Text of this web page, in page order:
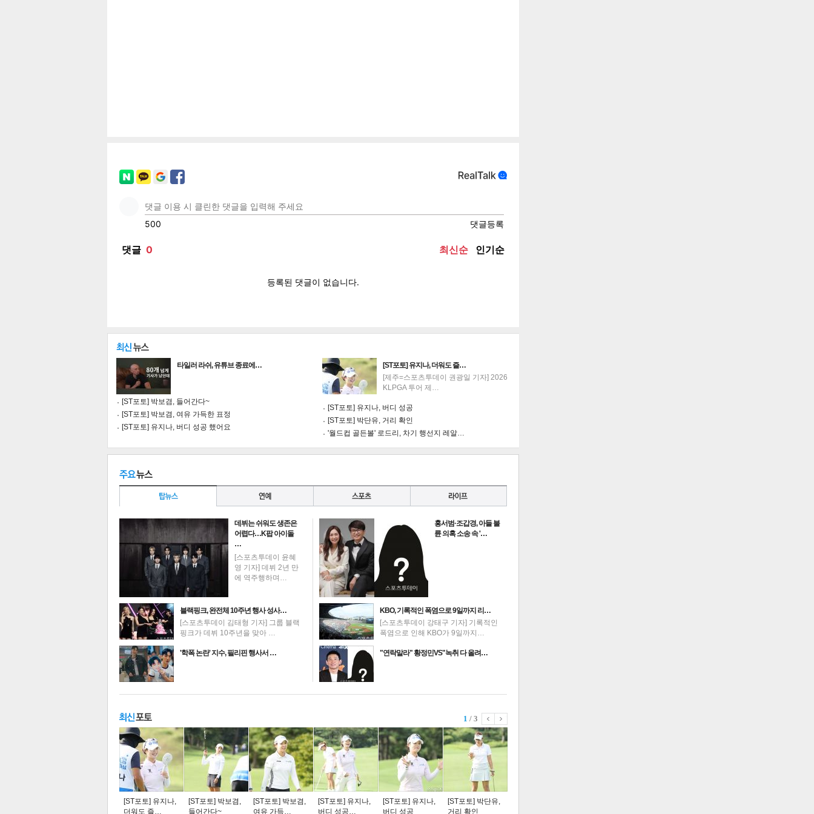
기
공유 유 게 소
트위 카카 인쇄 목록
최신뉴스
타일러 라쉬, 유튜브 종료에…
[ST포토] 박보겸, 들어간다~
[ST포토] 박보겸, 여유 가득한 표정
[ST포토] 유지나, 버디 성공 했어요
[ST포토] 유지나, 더워도 즐…
[제주=스포츠투데이 권광일 기자] 2026
KLPGA 투어 제…
[ST포토] 유지나, 버디 성공
[ST포토] 박단유, 거리 확인
'월드컵 골든볼' 로드리, 차기 행선지 레알…
주요뉴스
탑뉴스
연예 스포츠 라이프
데뷔는 쉬워도 생존은
어렵다…K팝 아이돌
…
[스포츠투데이 윤혜
영 기자] 데뷔 2년 만
에 역주행하며…
블랙핑크, 완전체 10주년 행사 성사…
[스포츠투데이 김태형 기자] 그룹 블랙
핑크가 데뷔 10주년을 맞아 …
'학폭 논란' 지수, 필리핀 행사서 …
홍서범·조갑경, 아들 불
륜 의혹 소송 속 '…
KBO, 기록적인 폭염으로 9일까지 리…
[스포츠투데이 강태구 기자] 기록적인
폭염으로 인해 KBO가 9일까지…
"연락말라" 황정민VS"녹취 다 올려…
1 / 3
[ST포토] 유지나,
더워도 즐…
[ST포토] 박보겸,
들어간다~
[ST포토] 박보겸,
여유 가득…
[ST포토] 유지나,
버디 성공…
[ST포토] 유지나,
버디 성공
[ST포토] 박단유,
거리 확인